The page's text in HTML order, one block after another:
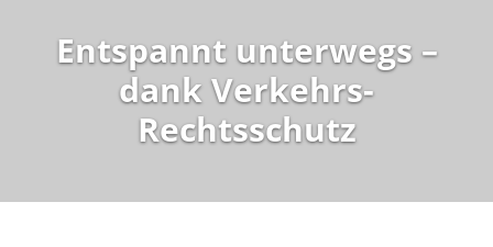
Entspannt unterwegs –
dank Verkehrs-
Rechtsschutz